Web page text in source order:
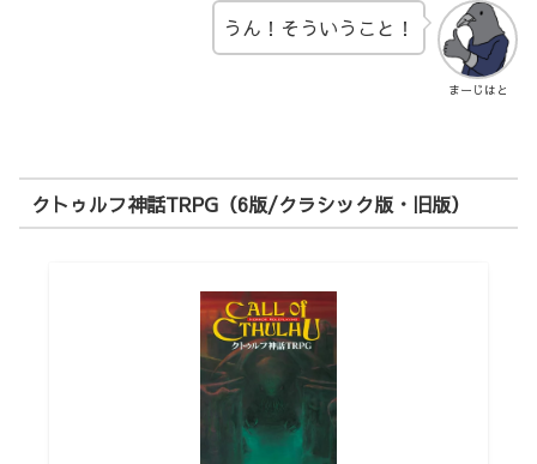
まーじはと
うん！そういうこと！
クトゥルフ神話TRPG（6版/クラシック版・旧版）